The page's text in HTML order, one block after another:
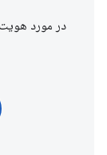
در مورد